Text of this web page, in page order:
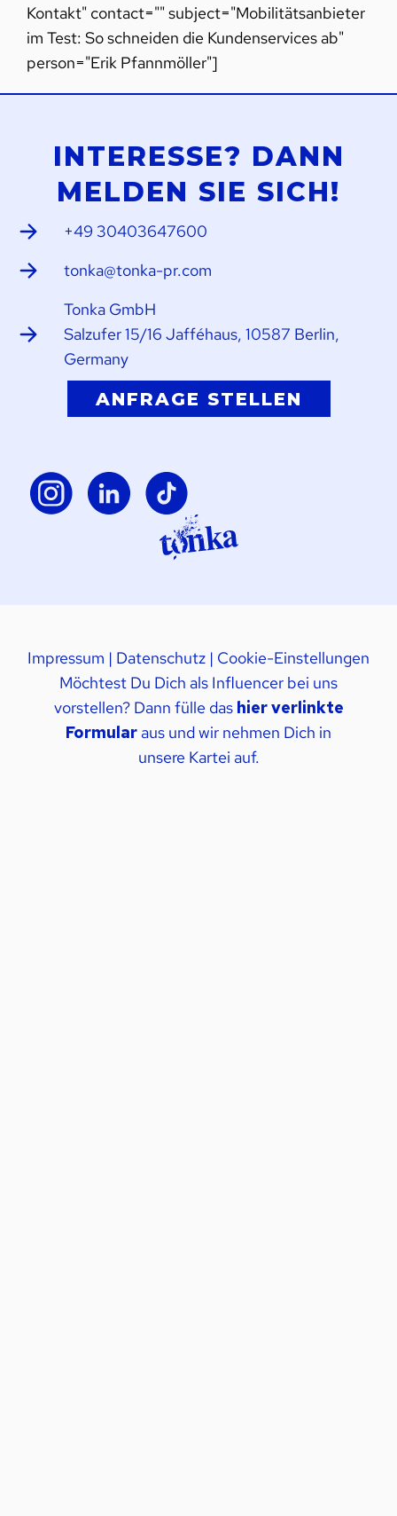
Kontakt" contact="" subject="Mobilitätsanbieter
im Test: So schneiden die Kundenservices ab"
person="Erik Pfannmöller"]
INTERESSE? DANN
MELDEN SIE SICH!
+49 30403647600
tonka@tonka-pr.com
Tonka GmbH
Salzufer 15/16 Jafféhaus, 10587 Berlin,
Germany
ANFRAGE STELLEN
Impressum | Datenschutz | Cookie-Einstellungen
Möchtest Du Dich als Influencer bei uns
vorstellen? Dann fülle das hier verlinkte
Formular aus und wir nehmen Dich in
unsere Kartei auf.